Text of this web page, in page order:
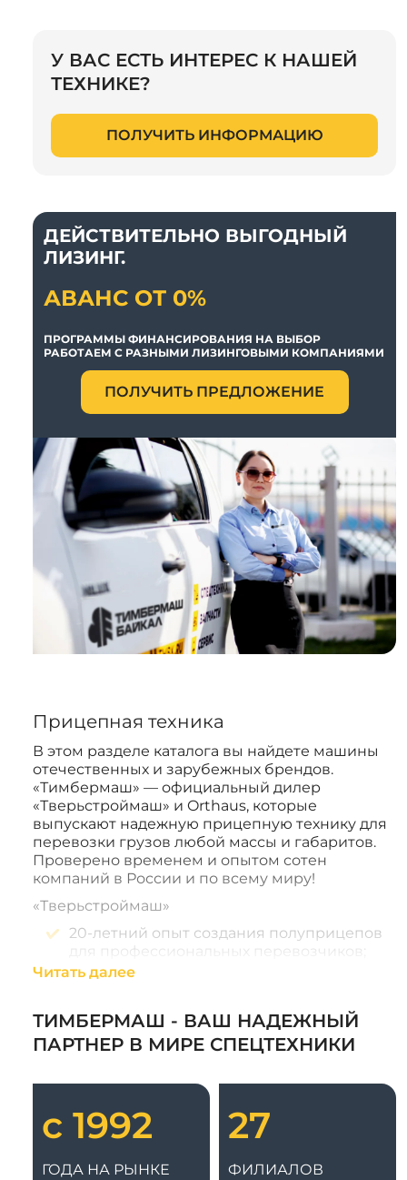
У ВАС ЕСТЬ ИНТЕРЕС К НАШЕЙ
ТЕХНИКЕ?
ПОЛУЧИТЬ ИНФОРМАЦИЮ
ДЕЙСТВИТЕЛЬНО ВЫГОДНЫЙ
ЛИЗИНГ.
АВАНС ОТ 0%
ПРОГРАММЫ ФИНАНСИРОВАНИЯ НА ВЫБОР
РАБОТАЕМ С РАЗНЫМИ ЛИЗИНГОВЫМИ КОМПАНИЯМИ
ПОЛУЧИТЬ ПРЕДЛОЖЕНИЕ
Прицепная техника
В этом разделе каталога вы найдете машины
отечественных и зарубежных брендов.
«Тимбермаш» — официальный дилер
«Тверьстроймаш» и Orthaus, которые
выпускают надежную прицепную технику для
перевозки грузов любой массы и габаритов.
Проверено временем и опытом сотен
компаний в России и по всему миру!
«Тверьстроймаш»
20-летний опыт создания полуприцепов
для профессиональных перевозчиков;
Полностью российское производство;
исполнения для любых задач по
грузоперевозкам.
Опыт, качество и немецкие технологии с
Одно из крупнейших производств в
Европе — 15 000 прицепов в год;
Более 10 лет успешной работы на
Читать далее
ТИМБЕРМАШ - ВАШ НАДЕЖНЫЙ
ПАРТНЕР В МИРЕ СПЕЦТЕХНИКИ
с 1992
ГОДА НА РЫНКЕ
27
ФИЛИАЛОВ